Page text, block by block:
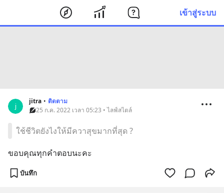
เข้าสู่ระบบ
j
jitra • ติดตาม
25 ก.ค. 2022 เวลา 05:23 • ไลฟ์สไตล์
ใช้ชีวิตยังไงให้มีควาสุขมากที่สุด ?
ขอบคุณทุกคำตอบนะคะ
บันทึก